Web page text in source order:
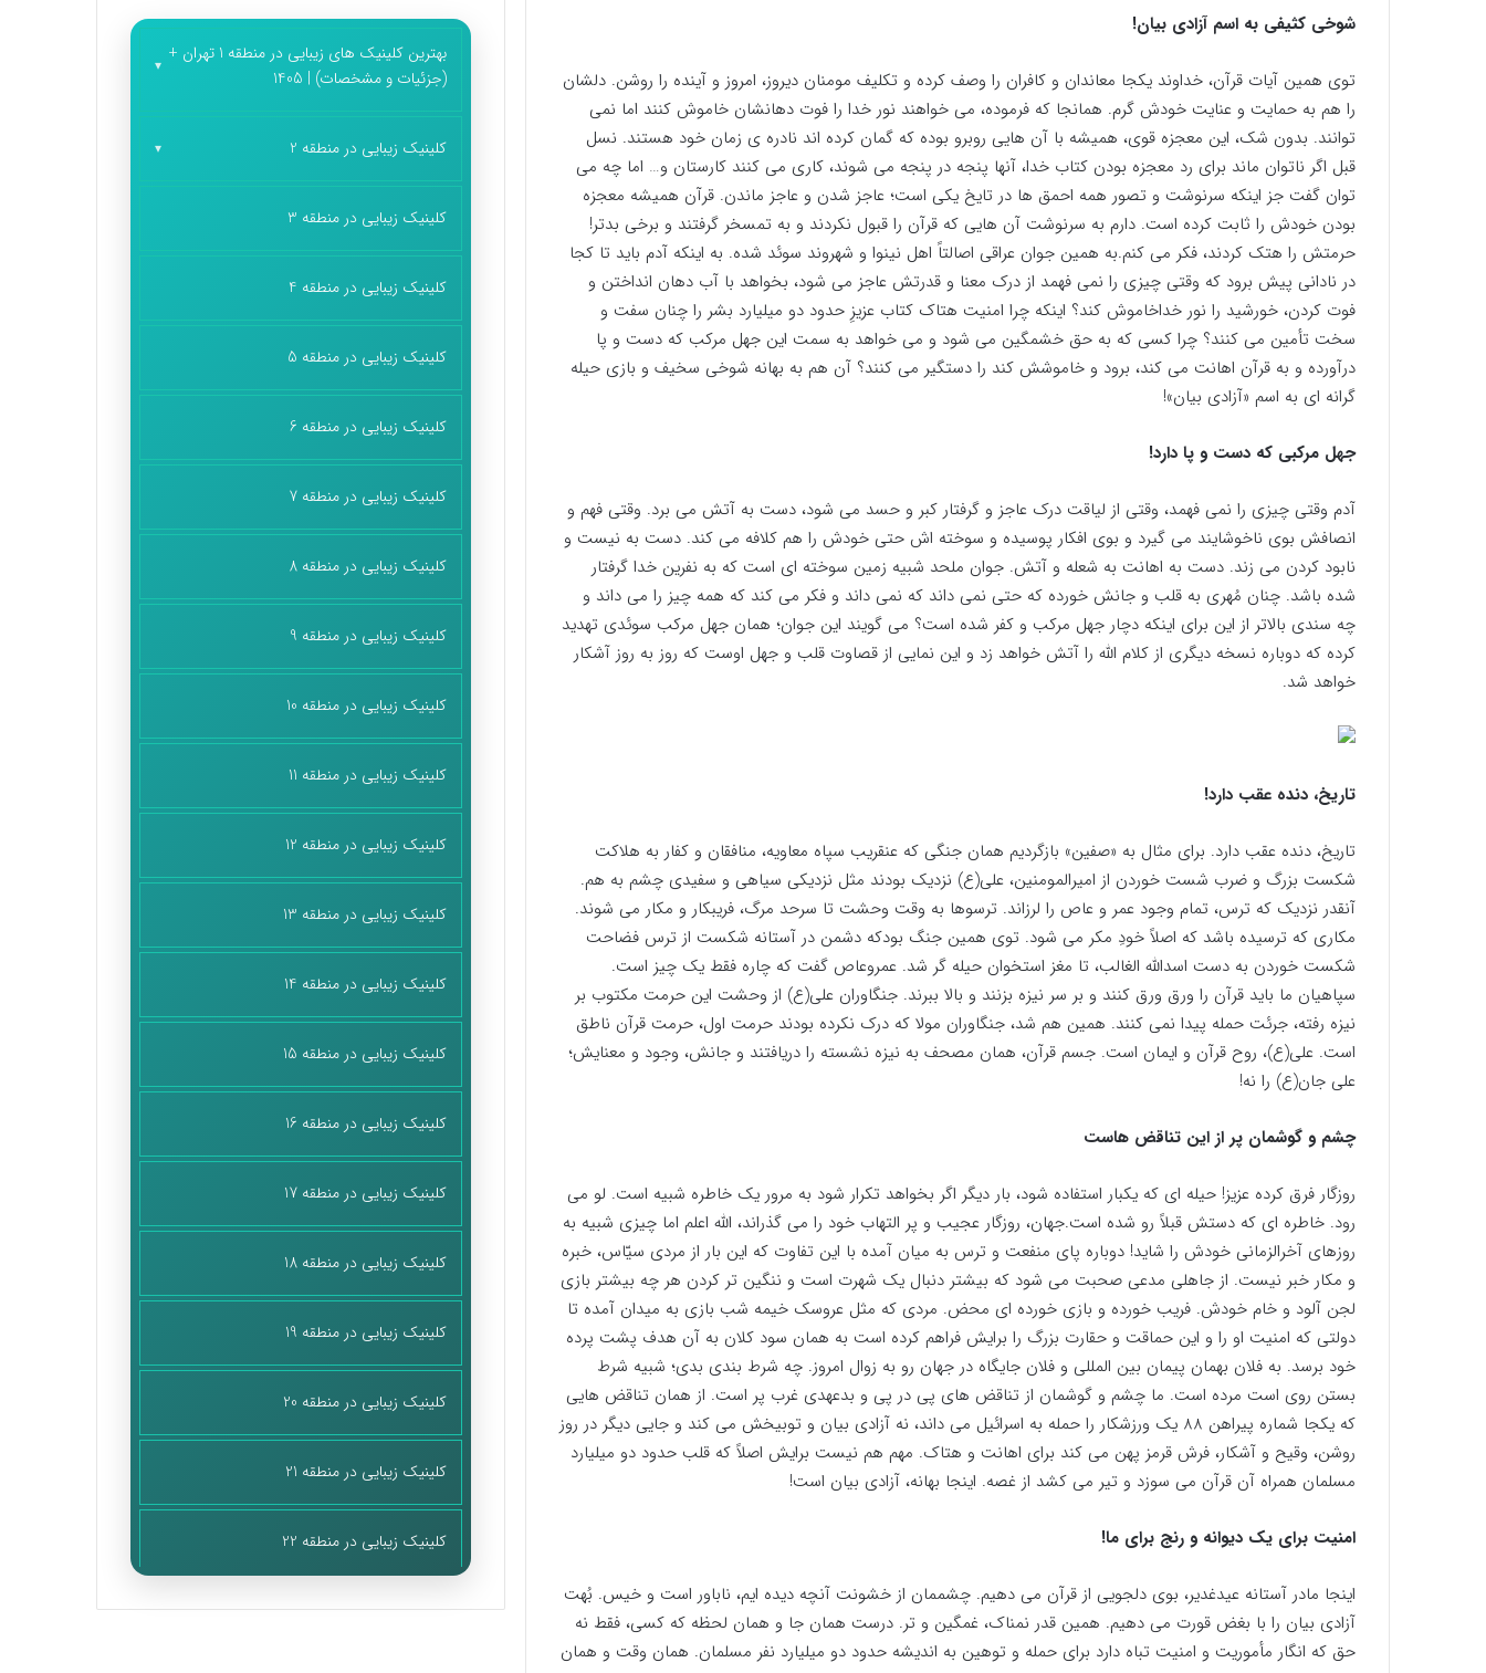
شوخی کثیفی به اسم آزادی بیان!
توی همین آیات قرآن، خداوند یکجا معاندان و کافران را وصف کرده و تکلیف مومنان دیروز، امروز و آینده را روشن. دلشان
را هم به حمایت و عنایت خودش گرم. همانجا که فرموده، می خواهند نور خدا را فوت دهانشان خاموش کنند اما نمی
توانند. بدون شک، این معجزه قوی، همیشه با آن هایی روبرو بوده که گمان کرده اند نادره ی زمان خود هستند. نسل
قبل اگر ناتوان ماند برای رد معجزه بودن کتاب خدا، آنها پنجه در پنجه می شوند، کاری می کنند کارستان و… اما چه می
توان گفت جز اینکه سرنوشت و تصور همه احمق ها در تایخ یکی است؛ عاجز شدن و عاجز ماندن. قرآن همیشه معجزه
بودن خودش را ثابت کرده است. دارم به سرنوشت آن هایی که قرآن را قبول نکردند و به تمسخر گرفتند و برخی بدتر!
حرمتش را هتک کردند، فکر می کنم.به همین جوان عراقی اصالتاً اهل نینوا و شهروند سوئد شده. به اینکه آدم باید تا کجا
در نادانی پیش برود که وقتی چیزی را نمی فهمد از درک معنا و قدرتش عاجز می شود، بخواهد با آب دهان انداختن و
فوت کردن، خورشید را نور خداخاموش کند؟ اینکه چرا امنیت هتاک کتاب عزیزِ حدود دو میلیارد بشر را چنان سفت و
سخت تأمین می کنند؟ چرا کسی که به حق خشمگین می شود و می خواهد به سمت این جهل مرکب که دست و پا
درآورده و به قرآن اهانت می کند، برود و خاموشش کند را دستگیر می کنند؟ آن هم به بهانه شوخی سخیف و بازی حیله
گرانه ای به اسم «آزادی بیان»!
جهل مرکبی که دست و پا دارد!
آدم وقتی چیزی را نمی فهمد، وقتی از لیاقت درک عاجز و گرفتار کبر و حسد می شود، دست به آتش می برد. وقتی فهم و
انصافش بوی ناخوشایند می گیرد و بوی افکار پوسیده و سوخته اش حتی خودش را هم کلافه می کند. دست به نیست و
نابود کردن می زند. دست به اهانت به شعله و آتش. جوان ملحد شبیه زمین سوخته ای است که به نفرین خدا گرفتار
شده باشد. چنان مُهری به قلب و جانش خورده که حتی نمی داند که نمی داند و فکر می کند که همه چیز را می داند و
چه سندی بالاتر از این برای اینکه دچار جهل مرکب و کفر شده است؟ می گویند این جوان؛ همان جهل مرکب سوئدی تهدید
کرده که دوباره نسخه دیگری از کلام الله را آتش خواهد زد و این نمایی از قصاوت قلب و جهل اوست که روز به روز آشکار
خواهد شد.
تاریخ، دنده عقب دارد!
تاریخ، دنده عقب دارد. برای مثال به «صفین» بازگردیم همان جنگی که عنقریب سپاه معاویه، منافقان و کفار به هلاکت
شکست بزرگ و ضرب شست خوردن از امیرالمومنین، علی(ع) نزدیک بودند مثل نزدیکی سیاهی و سفیدی چشم به هم.
آنقدر نزدیک که ترس، تمام وجود عمر و عاص را لرزاند. ترسوها به وقت وحشت تا سرحد مرگ، فریبکار و مکار می شوند.
مکاری که ترسیده باشد که اصلاً خودِ مکر می شود. توی همین جنگ بودکه دشمن در آستانه شکست از ترس فضاحت
شکست خوردن به دست اسدالله الغالب، تا مغز استخوان حیله گر شد. عمروعاص گفت که چاره فقط یک چیز است.
سپاهیان ما باید قرآن را ورق ورق کنند و بر سر نیزه بزنند و بالا ببرند. جنگاوران علی(ع) از وحشت این حرمت مکتوب بر
نیزه رفته، جرئت حمله پیدا نمی کنند. همین هم شد، جنگاوران مولا که درک نکرده بودند حرمت اول، حرمت قرآن ناطق
است. علی(ع)، روح قرآن و ایمان است. جسم قرآن، همان مصحف به نیزه نشسته را دریافتند و جانش، وجود و معنایش؛
علی جان(ع) را نه!
چشم و گوشمان پر از این تناقض هاست
روزگار فرق کرده عزیز! حیله ای که یکبار استفاده شود، بار دیگر اگر بخواهد تکرار شود به مرور یک خاطره شبیه است. لو می
رود. خاطره ای که دستش قبلاً رو شده است.جهان، روزگار عجیب و پر التهاب خود را می گذراند، الله اعلم اما چیزی شبیه به
روزهای آخرالزمانی خودش را شاید! دوباره پای منفعت و ترس به میان آمده با این تفاوت که این بار از مردی سیّاس، خبره
و مکار خبر نیست. از جاهلی مدعی صحبت می شود که بیشتر دنبال یک شهرت است و ننگین تر کردن هر چه بیشتر بازی
لجن آلود و خام خودش. فریب خورده و بازی خورده ای محض. مردی که مثل عروسک خیمه شب بازی به میدان آمده تا
دولتی که امنیت او را و این حماقت و حقارت بزرگ را برایش فراهم کرده است به همان سود کلان به آن هدف پشت پرده
خود برسد. به فلان بهمان پیمان بین المللی و فلان جایگاه در جهان رو به زوال امروز. چه شرط بندی بدی؛ شبیه شرط
بستن روی است مرده است. ما چشم و گوشمان از تناقض های پی در پی و بدعهدی غرب پر است. از همان تناقض هایی
که یکجا شماره پیراهن 88 یک ورزشکار را حمله به اسرائیل می داند، نه آزادی بیان و توبیخش می کند و جایی دیگر در روز
روشن، وقیح و آشکار، فرش قرمز پهن می کند برای اهانت و هتاک. مهم هم نیست برایش اصلاً که قلب حدود دو میلیارد
مسلمان همراه آن قرآن می سوزد و تیر می کشد از غصه. اینجا بهانه، آزادی بیان است!
امنیت برای یک دیوانه و رنج برای ما!
اینجا مادر آستانه عیدغدیر، بوی دلجویی از قرآن می دهیم. چشممان از خشونت آنچه دیده ایم، ناباور است و خیس. بُهت
آزادی بیان را با بغض قورت می دهیم. همین قدر نمناک، غمگین و تر. درست همان جا و همان لحظه که کسی، فقط نه
حق که انگار مأموریت و امنیت تباه دارد برای حمله و توهین به اندیشه حدود دو میلیارد نفر مسلمان. همان وقت و همان
بهترین کلینیک های زیبایی در منطقه 1 تهران +
(جزئیات و مشخصات) | 1405
کلینیک زیبایی در منطقه 2
کلینیک زیبایی در منطقه 3
کلینیک زیبایی در منطقه 4
کلینیک زیبایی در منطقه 5
کلینیک زیبایی در منطقه 6
کلینیک زیبایی در منطقه 7
کلینیک زیبایی در منطقه 8
کلینیک زیبایی در منطقه 9
کلینیک زیبایی در منطقه 10
کلینیک زیبایی در منطقه 11
کلینیک زیبایی در منطقه 12
کلینیک زیبایی در منطقه 13
کلینیک زیبایی در منطقه 14
کلینیک زیبایی در منطقه 15
کلینیک زیبایی در منطقه 16
کلینیک زیبایی در منطقه 17
کلینیک زیبایی در منطقه 18
کلینیک زیبایی در منطقه 19
کلینیک زیبایی در منطقه 20
کلینیک زیبایی در منطقه 21
کلینیک زیبایی در منطقه 22